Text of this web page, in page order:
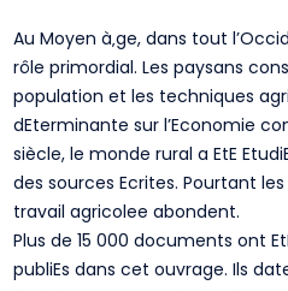
Au Moyen à‚ge, dans tout
rôle primordial. Les paysans
population et les techniques
dEterminante sur l’Economie
siècle, le monde rural a EtE
des sources Ecrites. Pourtant
travail agricolee abondent.
Plus de 15 000 documents ont
publiEs dans cet ouvrage. Ils